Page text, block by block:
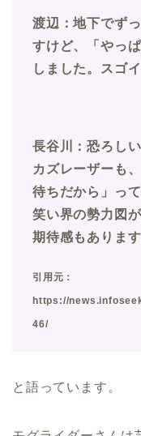
渡辺：地下でず
すけど、「やっ
しました。 スゴ
長谷川：恐ろし
カズレーザーも
待ちだから」っ
笑い界の勢力図
期待感もあります
引用元：
https://
46/
と語っています。